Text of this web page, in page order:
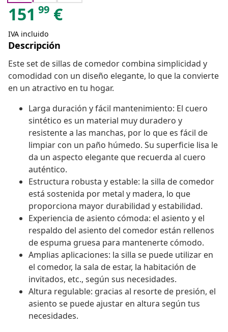
151 99 €
IVA incluido
Descripción
Este set de sillas de comedor combina simplicidad y
comodidad con un diseño elegante, lo que la convierte
en un atractivo en tu hogar.
Larga duración y fácil mantenimiento: El cuero
sintético es un material muy duradero y
resistente a las manchas, por lo que es fácil de
limpiar con un paño húmedo. Su superficie lisa le
da un aspecto elegante que recuerda al cuero
auténtico.
Estructura robusta y estable: la silla de comedor
está sostenida por metal y madera, lo que
proporciona mayor durabilidad y estabilidad.
Experiencia de asiento cómoda: el asiento y el
respaldo del asiento del comedor están rellenos
de espuma gruesa para mantenerte cómodo.
Amplias aplicaciones: la silla se puede utilizar en
el comedor, la sala de estar, la habitación de
invitados, etc., según sus necesidades.
Altura regulable: gracias al resorte de presión, el
asiento se puede ajustar en altura según tus
necesidades.